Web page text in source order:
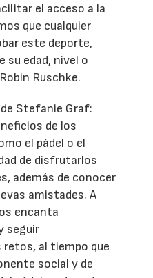
el acceso a la
que cualquier
este deporte,
su edad, nivel o
Ruschke.
Stefanie Graf:
de los
el pádel o el
de disfrutarlos
además de conocer
amistades. A
encanta
seguir
al tiempo que
social y de